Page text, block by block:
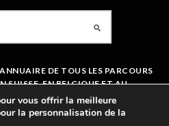
ANNUAIRE DE TOUS LES PARCOURS
SUISSE, EN BELGIQUE ET AU
DE TROUVER UN GOLF AUTOUR DE
VACANCES. LE SITE RÉFÉRENCE
vous offrir la meilleure
la personnalisation de la